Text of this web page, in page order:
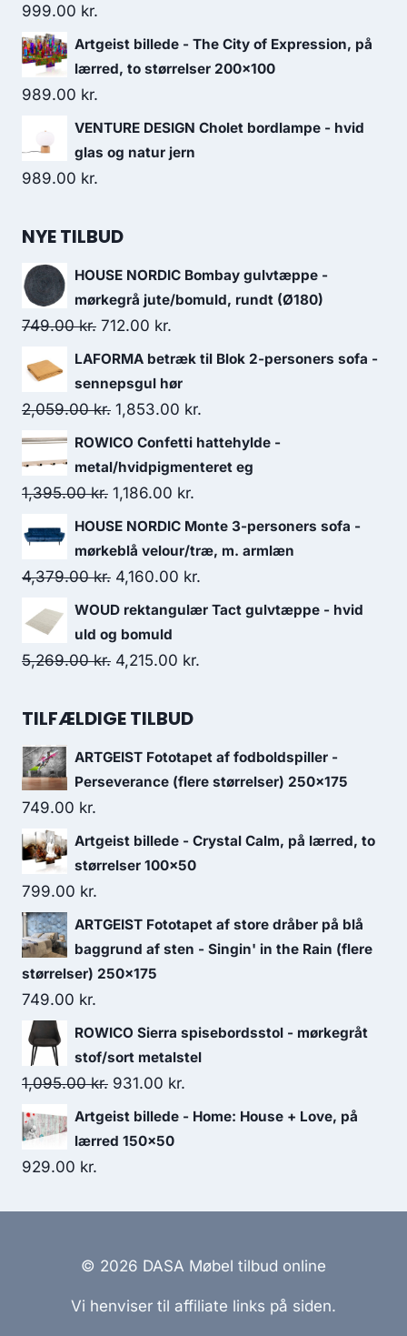
999.00 kr.
Artgeist billede - The City of Expression, på
lærred, to størrelser 200x100
989.00 kr.
VENTURE DESIGN Cholet bordlampe - hvid
glas og natur jern
989.00 kr.
NYE TILBUD
HOUSE NORDIC Bombay gulvtæppe -
mørkegrå jute/bomuld, rundt (Ø180)
749.00kr. 712.00 kr.
LAFORMA betræk til Blok 2-personers sofa -
sennepsgul hør
2,059.00kr. 1,853.00 kr.
ROWICO Confetti hattehylde -
metal/hvidpigmenteret eg
1,395.00kr. 1,186.00 kr.
HOUSE NORDIC Monte 3-personers sofa -
mørkeblå velour/træ, m. armlæn
4,379.00kr. 4,160.00 kr.
WOUD rektangulær Tact gulvtæppe - hvid
uld og bomuld
5,269.00kr. 4,215.00 kr.
TILFÆLDIGE TILBUD
ARTGEIST Fototapet af fodboldspiller -
Perseverance (flere størrelser) 250x175
749.00 kr.
Artgeist billede - Crystal Calm, på lærred, to
størrelser 100x50
799.00 kr.
ARTGEIST Fototapet af store dråber på blå
baggrund af sten - Singin' in the Rain (flere
størrelser) 250x175
749.00 kr.
ROWICO Sierra spisebordsstol - mørkegråt
stof/sort metalstel
1,095.00kr. 931.00 kr.
Artgeist billede - Home: House + Love, på
lærred 150x50
929.00 kr.
© 2026 DASA Møbel tilbud online
Vi henviser til affiliate links på siden.